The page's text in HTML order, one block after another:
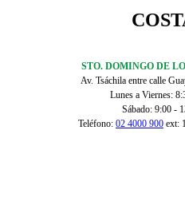
STO. DOMINGO DE
Av. Tsáchila entre calle
Lunes a Viernes:
Sábado: 9:00 -
Teléfono: 02 4000 900 ext: